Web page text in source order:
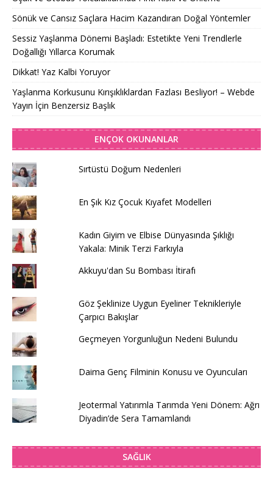
Sönük ve Cansız Saçlara Hacim Kazandıran Doğal Yöntemler
Sessiz Yaşlanma Dönemi Başladı: Estetikte Yeni Trendlerle
Doğallığı Yıllarca Korumak
Dikkat! Yaz Kalbi Yoruyor
Yaşlanma Korkusunu Kırışıklıklardan Fazlası Besliyor! – Webde
Yayın İçin Benzersiz Başlık
ENÇOK OKUNANLAR
Sırtüstü Doğum Nedenleri
En Şık Kız Çocuk Kıyafet Modelleri
Kadın Giyim ve Elbise Dünyasında Şıklığı
Yakala: Minik Terzi Farkıyla
Akkuyu'dan Su Bombası İtirafı
Göz Şeklinize Uygun Eyeliner Teknikleriyle
Çarpıcı Bakışlar
Geçmeyen Yorgunluğun Nedeni Bulundu
Daima Genç Filminin Konusu ve Oyuncuları
Jeotermal Yatırımla Tarımda Yeni Dönem: Ağrı
Diyadin’de Sera Tamamlandı
SAĞLIK